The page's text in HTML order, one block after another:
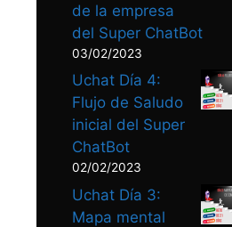
de la empresa
del Super ChatBot
03/02/2023
Uchat Día 4:
Flujo de Saludo
inicial del Super
ChatBot
02/02/2023
Uchat Día 3:
Mapa mental